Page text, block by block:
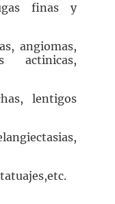
finas y
angiomas,
actinicas,
lentigos